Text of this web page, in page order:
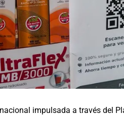
impulsada a través del